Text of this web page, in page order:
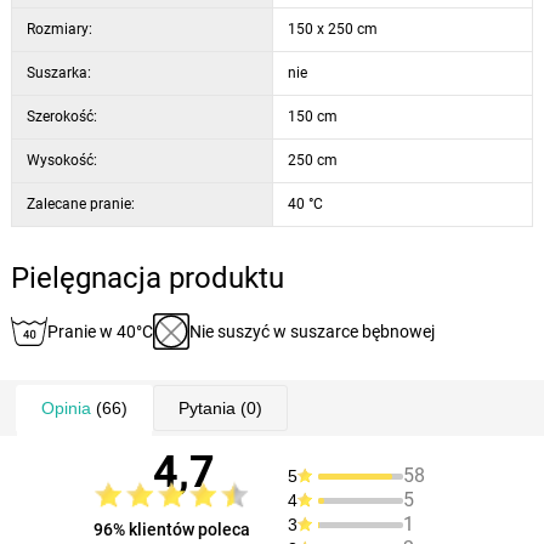
Rozmiary: 150 x 250 cm
Suszarka: nie
Szerokość: 150 cm
Wysokość: 250 cm
Zalecane pranie: 40 °C
Pielęgnacja produktu
Pranie w 40°C Nie suszyć w suszarce bębnowej
Opinia (66) Pytania (0)
4,7
96% klientów poleca
5 58
4 5
3 1